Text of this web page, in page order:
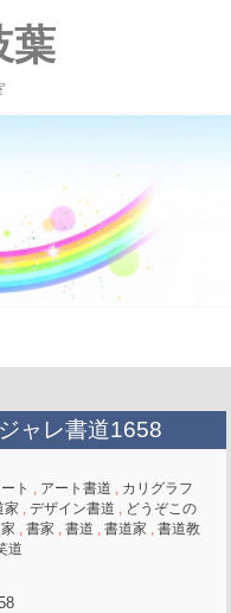
葉
ャレ書道1658
ト アート書道
カリグラフ
家 ,デザイン書道
どうぞこの
,書家 ,書道 ,書道家 ,書道教
道